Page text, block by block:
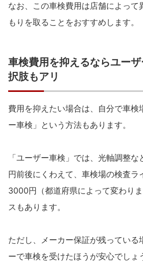
なお、この車検費用は店舗によって
もりを取ることをおすすめします。
車検費用を抑えるならユー
択肢もアリ
費用を抑えたい場合は、自分で車検
ー車検」という方法もあります。
「ユーザー車検」では、光軸調整
円前後にくわえて、車検場の検査
3000円（都道府県によって変わり
スもあります。
ただし、メーカー保証が残っている
ーで車検を受けたほうが安心でしょ